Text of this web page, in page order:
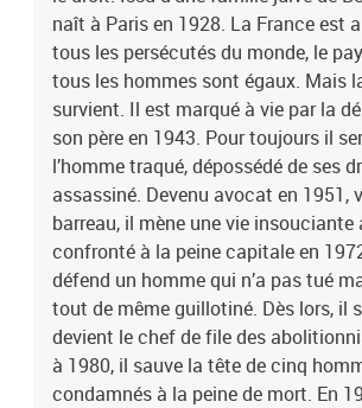
naît à Paris en 1928. La France est
tous les persécutés du monde, le
tous les hommes sont égaux. Mais
survient. Il est marqué à vie par la
son père en 1943. Pour toujours il
l’homme traqué, dépossédé de ses
assassiné. Devenu avocat en 1951,
barreau, il mène une vie insouciante
confronté à la peine capitale en
défend un homme qui n’a pas tué
tout de même guillotiné. Dès lors, il
devient le chef de file des
à 1980, il sauve la tête de cinq
condamnés à la peine de mort. En